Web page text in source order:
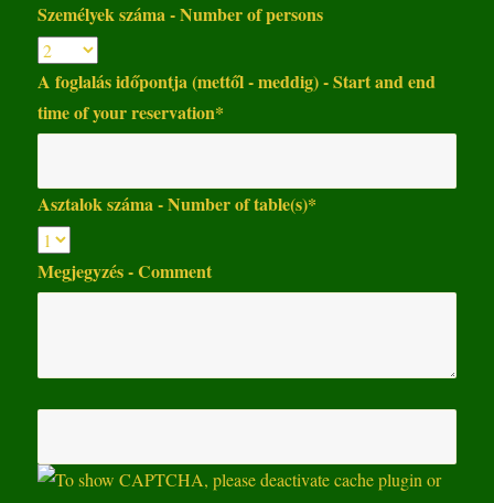
Személyek száma - Number of persons
A foglalás időpontja (mettől - meddig) - Start and end
time of your reservation*
Asztalok száma - Number of table(s)*
Megjegyzés - Comment